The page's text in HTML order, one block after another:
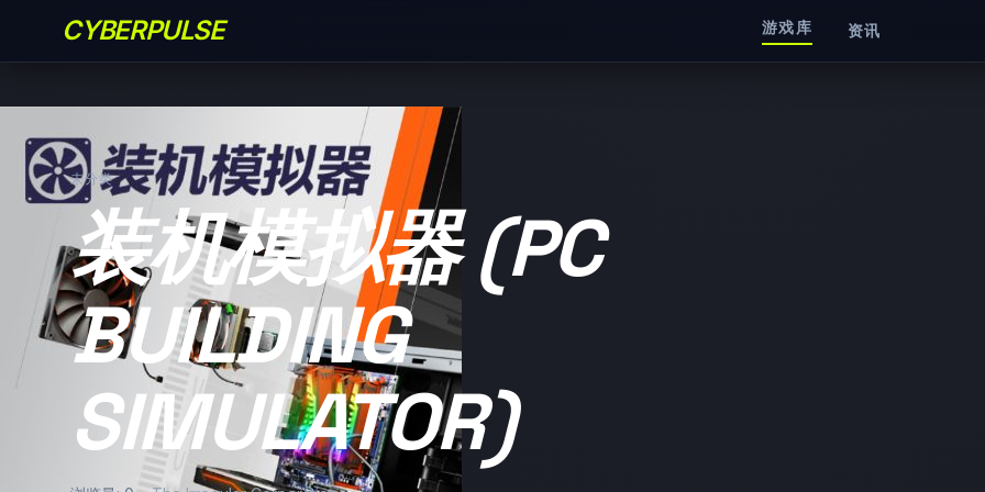
CYBERPULSE 游戏库 资讯
未分类
装机模拟器 (PC
BUILDING
SIMULATOR)